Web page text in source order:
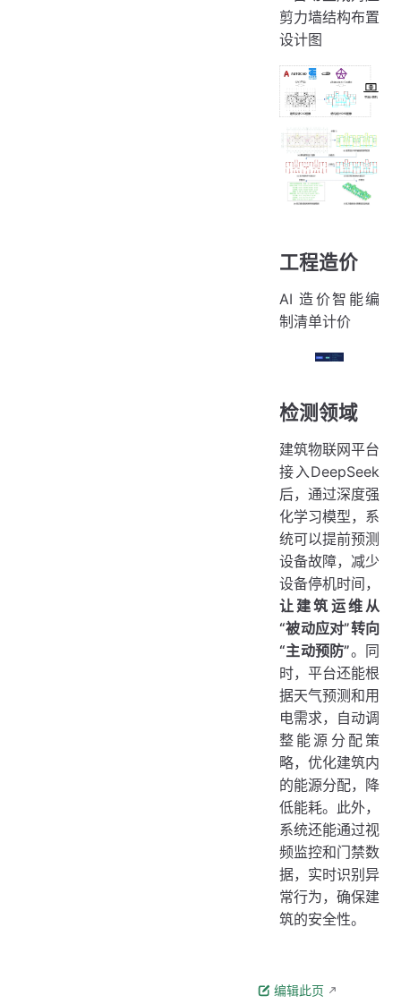
剪力墙结构布置
设计图
工程造价
AI 造价智能编
制清单计价
检测领域
建筑物联网平台
接入DeepSeek
后，通过深度强
化学习模型，系
统可以提前预测
设备故障，减少
设备停机时间，
让建筑运维从
“被动应对”转向
“主动预防”。同
时，平台还能根
据天气预测和用
电需求，自动调
整能源分配策
略，优化建筑内
的能源分配，降
低能耗。此外，
系统还能通过视
频监控和门禁数
据，实时识别异
常行为，确保建
筑的安全性。
编辑此页